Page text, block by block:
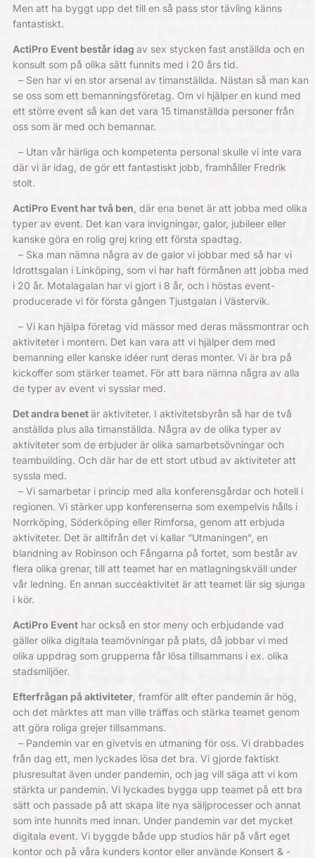
Men att ha byggt upp det till en så pass stor tävling känns
fantastiskt.
ActiPro Event består idag av sex stycken fast anställda och en
konsult som på olika sätt funnits med i 20 års tid.
– Sen har vi en stor arsenal av tim­anställda. Nästan så man kan
se oss som ett bemanningsföretag. Om vi hjälper en kund med
ett större event så kan det vara 15 timanställda personer från
oss som är med och bemannar.
– Utan vår härliga och kompetenta personal skulle vi inte vara
där vi är idag, de gör ett fantastiskt jobb, framhåller Fredrik
stolt.
ActiPro Event har två ben , där ena benet är att jobba med olika
typer av event. Det kan vara invigningar, galor, jubileer eller
kanske göra en rolig grej kring ett första spadtag.
– Ska man nämna några av de galor vi jobbar med så har vi
Idrottsgalan i ­Linköping, som vi har haft förmånen att jobba med
i 20 år. Motalagalan har vi gjort i 8 år, och i höstas event­
producerade vi för första gången Tjustgalan i Västervik.
– Vi kan hjälpa företag vid mässor med deras mässmontrar och
aktiviteter i montern. Det kan vara att vi hjälper dem med
bemanning eller kanske idéer runt deras monter. Vi är bra på
kick­offer som stärker teamet. För att bara nämna några av alla
de typer av event vi sysslar med.
Det andra benetär aktiviteter. I aktivitets­byrån så har de två
anställda plus alla timanställda. Några av de olika typer av
aktiviteter som de erbjuder är olika samarbets­övningar och
teambuilding. Och där har de ett stort utbud av ­aktiviteter att
syssla med.
– Vi samarbetar i princip med alla konferensgårdar och hotell i
regionen. Vi stärker upp konferenserna som ­exempelvis hålls i
Norrköping, Söder­köping eller Rimforsa, genom att erbjuda
aktiviteter. Det är alltifrån det vi kallar ”Utmaningen”, en
blandning av Robinson och Fångarna på fortet, som består av
flera olika grenar, till att teamet har en matlagningskväll under
vår ledning. En annan succéaktivitet är att teamet lär sig sjunga
i kör.
ActiPro Eventhar också en stor meny och erbjudande vad
gäller olika digitala teamövningar på plats, då jobbar vi med
olika uppdrag som grupperna får lösa tillsammans i ex. olika
stadsmiljöer.
Efterfrågan på aktiviteter, framför allt ­efter pandemin är hög,
och det märktes att man ville träffas och stärka teamet genom
att göra roliga grejer tillsammans.
– Pandemin var en givetvis en ­utmaning för oss. Vi drabbades
från dag ett, men lyckades lösa det bra. Vi gjorde faktiskt
plusresultat även under pandemin, och jag vill säga att vi kom
stärkta ur pandemin. Vi lyckades bygga upp teamet på ett bra
sätt och passade på att skapa lite nya säljprocesser och ­annat
som inte hunnits med innan. Under pandemin var det mycket
digitala event. Vi byggde både upp studios här på vårt eget
kontor och på våra kunders kontor eller använde Konsert & ­